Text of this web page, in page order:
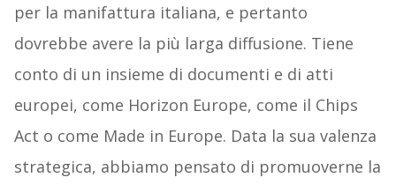
per la manifattura italiana, e pertanto
dovrebbe avere la più larga diffusione. Tiene
conto di un insieme di documenti e di atti
europei, come Horizon Europe, come il Chips
Act o come Made in Europe. Data la sua valenza
strategica, abbiamo pensato di promuoverne la